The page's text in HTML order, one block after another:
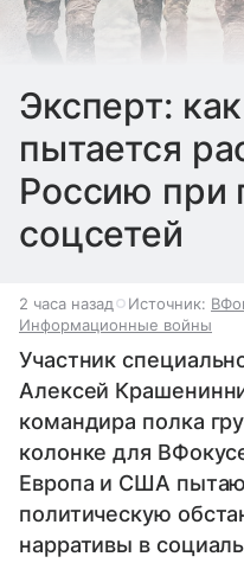
Эксперт:
пытается
Россию при
соцсетей
2 часа назад Источник:
Информационные войны
Участник
Алексей
командира полка
колонке для
Европа и США
политическую
нарративы в